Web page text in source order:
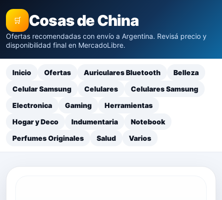
🛒 Cosas de China
Ofertas recomendadas con envío a Argentina. Revisá precio y
disponibilidad final en MercadoLibre.
Inicio Ofertas Auriculares Bluetooth
Belleza
Celular Samsung
Celulares
Celulares Samsung
Electronica
Gaming
Herramientas
Hogar y Deco
Indumentaria
Notebook
Perfumes Originales
Salud Varios